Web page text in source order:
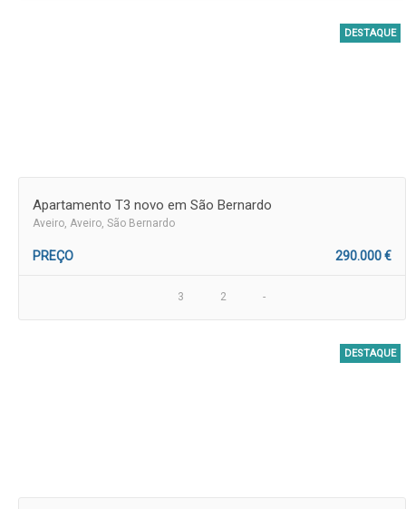
DESTAQUE
Apartamento T3 novo em São Bernardo
Aveiro , Aveiro, São Bernardo
PREÇO 290.000 €
3 2 -
DESTAQUE